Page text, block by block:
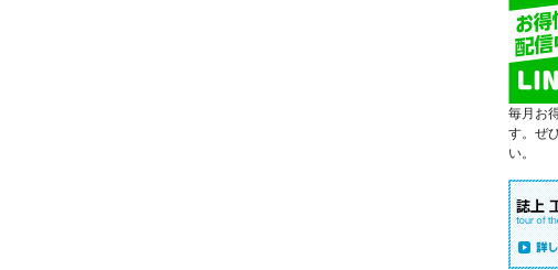
毎月お
す。ぜ
い。